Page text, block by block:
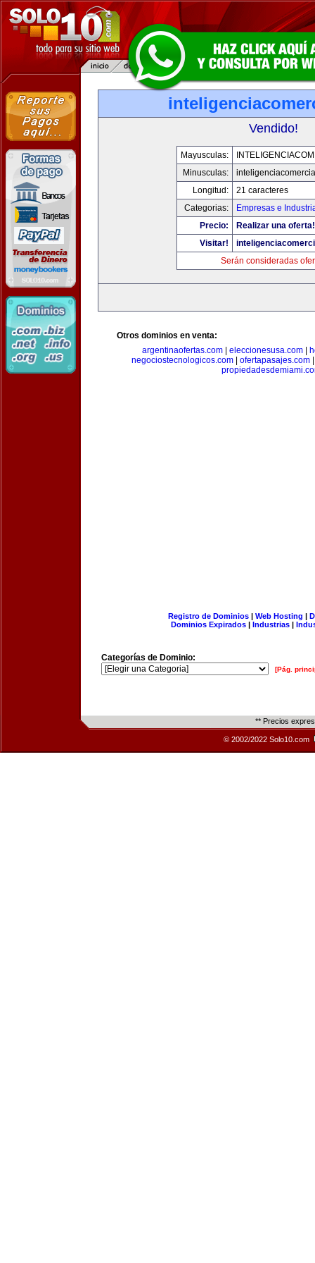
Vendido!
Mayusculas:
Minusculas:
Longitud:
21 caracteres
Categorias:
Empresas e
Precio:
Realizar una oferta!
Visitar!
Serán consideradas
Otros dominios en venta:
argentinaofertas.com| eleccionesusa.com|
negociostecnologicos.com
ofertapasajes.com
Registro de Dominios| Web Hosting |
Dominios Expirados | Industrias |
Categorías de Dominio:
[Pág.
** Precios
© 2002/2022 Solo10.com